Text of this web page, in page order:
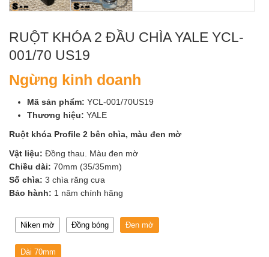
RUỘT KHÓA 2 ĐẦU CHÌA YALE YCL-
001/70 US19
Ngừng kinh doanh
Mã sản phẩm: YCL-001/70US19
Thương hiệu: YALE
Ruột khóa Profile 2 bên chìa, màu đen mờ
Vật liệu: Đồng thau. Màu đen mờ
Chiều dài: 70mm (35/35mm)
Số chìa: 3 chìa răng cưa
Bảo hành: 1 năm chính hãng
Niken mờ Đồng bóng Đen mờ
Dài 70mm